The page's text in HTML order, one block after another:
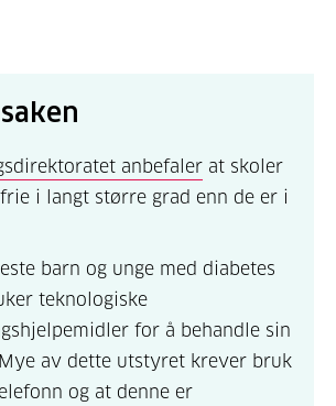
anbefaler at skoler
i langt større grad enn de er i
barn og unge med diabetes
teknologiske
for å behandle sin
av dette utstyret krever bruk
og at denne er